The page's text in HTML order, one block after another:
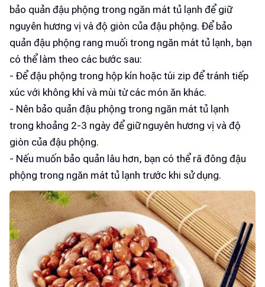
bảo quản đậu phộng trong ngăn mát tủ lạnh để giữ
nguyên hương vị và độ giòn của đậu phộng. Để bảo
quản đậu phộng rang muối trong ngăn mát tủ lạnh, bạn
có thể làm theo các bước sau:
- Để đậu phộng trong hộp kín hoặc túi zip để tránh tiếp
xúc với không khí và mùi từ các món ăn khác.
- Nên bảo quản đậu phộng trong ngăn mát tủ lạnh
trong khoảng 2-3 ngày để giữ nguyên hương vị và độ
giòn của đậu phộng.
- Nếu muốn bảo quản lâu hơn, bạn có thể rã đông đậu
phộng trong ngăn mát tủ lạnh trước khi sử dụng.